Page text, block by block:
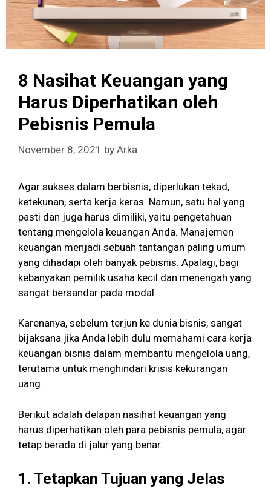
8 Nasihat Keuangan yang
Harus Diperhatikan oleh
Pebisnis Pemula
November 8, 2021 by Arka
Agar sukses dalam berbisnis, diperlukan tekad,
ketekunan, serta kerja keras. Namun, satu hal yang
pasti dan juga harus dimiliki, yaitu pengetahuan
tentang mengelola keuangan Anda. Manajemen
keuangan menjadi sebuah tantangan paling umum
yang dihadapi oleh banyak pebisnis. Apalagi, bagi
kebanyakan pemilik usaha kecil dan menengah yang
sangat bersandar pada modal.
Karenanya, sebelum terjun ke dunia bisnis, sangat
bijaksana jika Anda lebih dulu memahami cara kerja
keuangan bisnis dalam membantu mengelola uang,
terutama untuk menghindari krisis kekurangan
uang.
Berikut adalah delapan nasihat keuangan yang
harus diperhatikan oleh para pebisnis pemula, agar
tetap berada di jalur yang benar.
1. Tetapkan Tujuan yang Jelas